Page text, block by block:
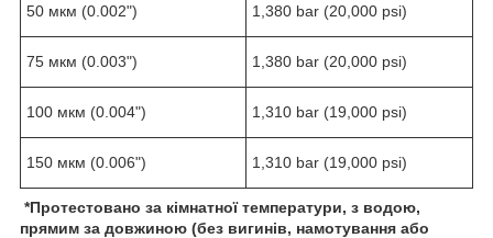
50 мкм (0.002") 1,380 bar (20,000 psi)
75 мкм (0.003") 1,380 bar (20,000 psi)
100 мкм (0.004") 1,310 bar (19,000 psi)
150 мкм (0.006") 1,310 bar (19,000 psi)
*Протестовано за кімнатної температури, з водою,
прямим за довжиною (без вигинів, намотування або